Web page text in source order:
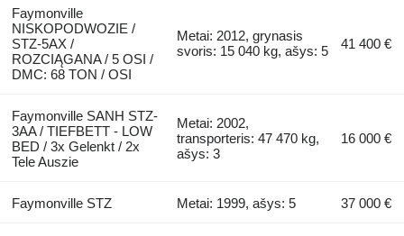
Faymonville
NISKOPODWOZIE /
STZ-5AX /
ROZCIĄGANA / 5 OSI /
DMC: 68 TON / OSI
Metai: 2012, grynasis
svoris: 15 040 kg, ašys: 5
41 400 €
Faymonville SANH STZ-
3AA / TIEFBETT - LOW
BED / 3x Gelenkt / 2x
Tele Auszie
Metai: 2002,
transporteris: 47 470 kg,
ašys: 3
16 000 €
Faymonville STZ Metai: 1999, ašys: 5 37 000 €